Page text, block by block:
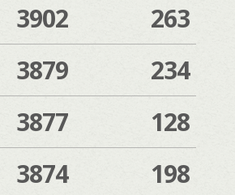
3902
263
3879
234
3877
128
3874
198